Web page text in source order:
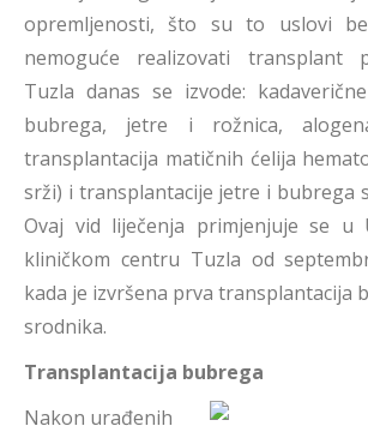
opremljenosti, što su to uslovi
nemoguće realizovati transplant
Tuzla danas se izvode:
bubrega, jetre i rožnica,
transplantacija matičnih ćelija
srži) i transplantacije jetre i bubrega
Ovaj vid liječenja primjenjuje se u
kliničkom centru Tuzla od
kada je izvršena prva transplantacija
srodnika.
Transplantacija bubrega
Nakon urađenih